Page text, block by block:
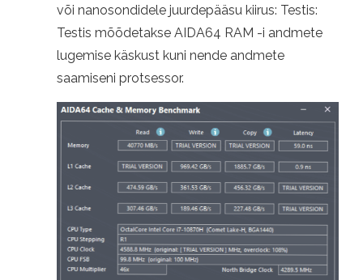
või nanosondidele juurdepääsu kiirus: Testis:
Testis mõõdetakse AIDA64 RAM -i andmete
lugemise käskust kuni nende andmete
saamiseni protsessor.